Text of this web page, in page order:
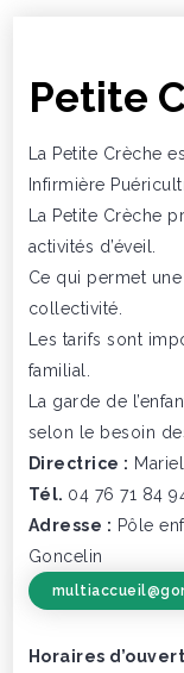
Petite
La Petite Crèche
Infirmière
La Petite Crèche
activités d’éveil.
Ce qui permet
collectivité.
Les tarifs sont
familial.
La garde de
selon le besoin
Directrice :
Tél. 04 76 71 84
Adresse : Pôle
Goncelin
Horaires